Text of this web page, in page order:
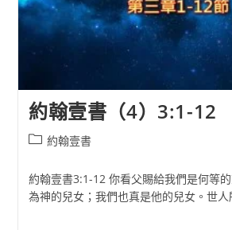
約翰壹書（4）3:1-12
Post約翰壹書
約翰壹書3:1-12 你看父賜給我們是何等
為神的兒女；我們也真是他的兒女。世人